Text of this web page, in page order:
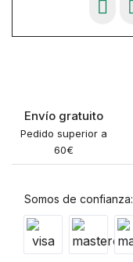
Envío gratuito
Pedido superior a
60€
Somos de confianza: